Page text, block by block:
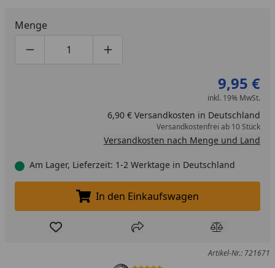
Menge
Produktmenge um eins verringern
Produktmenge manuell eingeben
Produktmenge um eins erhöhen
9,95 €
inkl. 19% MwSt.
6,90 € Versandkosten in Deutschland
Versandkostenfrei ab 10 Stück
Versandkosten nach Menge und Land
Am Lager, Lieferzeit: 1-2 Werktage in Deutschland
In den Einkaufswagen legen
In den Einkaufswagen
Produkt zur Wunschliste hinzufügen
Teilen Produkt
Artikel-Nr.: 721671